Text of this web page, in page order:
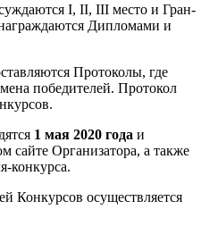
I, II, III место и Гран-
Дипломами и
Протоколы, где
победителей. Протокол
1 мая 2020 года и
сайте Организатора, а также
конкурса.
Конкурсов осуществляется